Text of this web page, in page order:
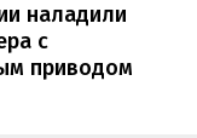
наладили
с
приводом